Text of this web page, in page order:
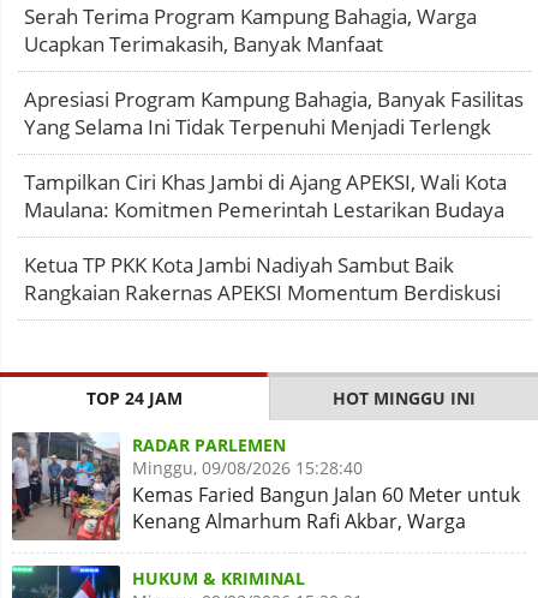
Serah Terima Program Kampung Bahagia, Warga
Ucapkan Terimakasih, Banyak Manfaat
Apresiasi Program Kampung Bahagia, Banyak Fasilitas
Yang Selama Ini Tidak Terpenuhi Menjadi Terlengk
Tampilkan Ciri Khas Jambi di Ajang APEKSI, Wali Kota
Maulana: Komitmen Pemerintah Lestarikan Budaya
Ketua TP PKK Kota Jambi Nadiyah Sambut Baik
Rangkaian Rakernas APEKSI Momentum Berdiskusi
TOP 24 JAM HOT MINGGU INI
RADAR PARLEMEN
Minggu, 09/08/2026 15:28:40
Kemas Faried Bangun Jalan 60 Meter untuk
Kenang Almarhum Rafi Akbar, Warga
Simpang Rimbo Syukuran
HUKUM & KRIMINAL